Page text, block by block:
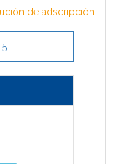
de adscripción
5